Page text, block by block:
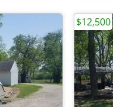
$12,500